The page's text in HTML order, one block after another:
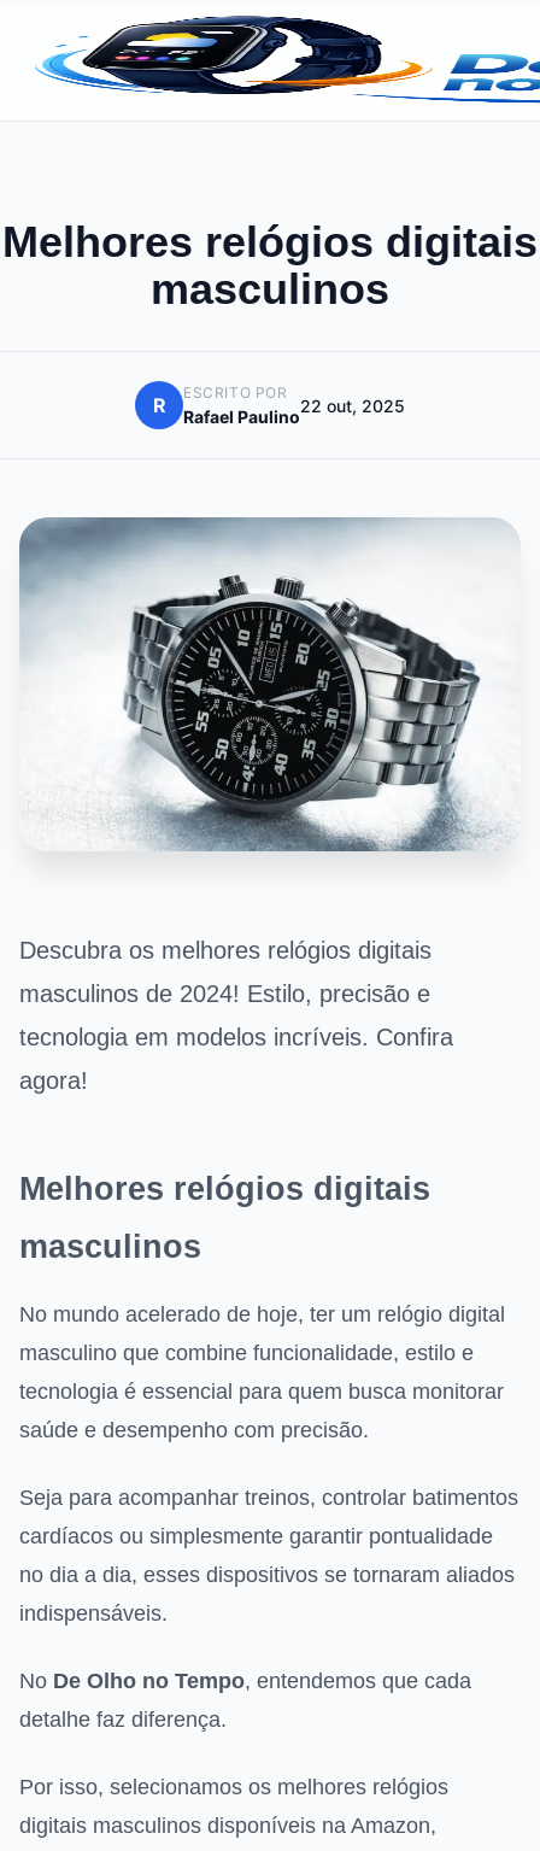
Melhores relógios digitais
masculinos
R
ESCRITO POR
Rafael Paulino
22 out, 2025
Descubra os melhores relógios digitais
masculinos de 2024! Estilo, precisão e
tecnologia em modelos incríveis. Confira
agora!
Melhores relógios digitais
masculinos
No mundo acelerado de hoje, ter um relógio digital
masculino que combine funcionalidade, estilo e
tecnologia é essencial para quem busca monitorar
saúde e desempenho com precisão.
Seja para acompanhar treinos, controlar batimentos
cardíacos ou simplesmente garantir pontualidade
no dia a dia, esses dispositivos se tornaram aliados
indispensáveis.
No De Olho no Tempo, entendemos que cada
detalhe faz diferença.
Por isso, selecionamos os melhores relógios
digitais masculinos disponíveis na Amazon,